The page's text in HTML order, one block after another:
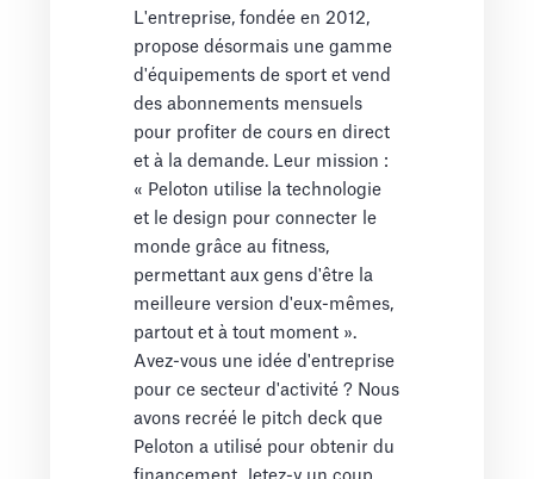
L'entreprise, fondée en 2012,
propose désormais une gamme
d'équipements de sport et vend
des abonnements mensuels
pour profiter de cours en direct
et à la demande. Leur mission :
« Peloton utilise la technologie
et le design pour connecter le
monde grâce au fitness,
permettant aux gens d'être la
meilleure version d'eux-mêmes,
partout et à tout moment ».
Avez-vous une idée d'entreprise
pour ce secteur d'activité ? Nous
avons recréé le pitch deck que
Peloton a utilisé pour obtenir du